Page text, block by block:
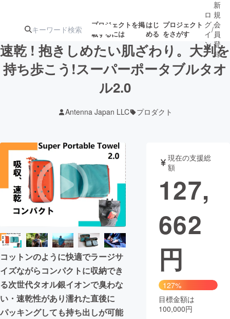
プロジェクトを掲
載するには
はじ
める
プロジェクト
をさがす
注目の新着プロ募集終了が近いプ
テクノロジー・ガジェット
映像・映画 書籍・雑誌
ビジネス・起業 チャレンジ
まちづくり・地域活性化
CAMPFIRE for Social Good
CAMPFIRE Creation
CAMPFIREふるさと納税
コミュニティ
ロ
グ
イ
ン
/
新
規
会
員
登
録
速乾 ! 抱きしめたい肌ざわり。大判を
持ち歩こう!スーパーポータブルタオ
ル2.0
Antenna Japan LLC プロダクト
コットンのように快適でラージサ
イズながらコンパクトに収納でき
る次世代タオル銀イオンで臭わな
い・速乾性があり濡れた直後に
パッキングしても持ち出しが可能
現在の支援総
額
127,
662
円
127%
目標金額は
100,000円